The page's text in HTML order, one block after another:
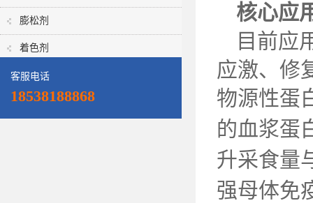
膨松剂
着色剂
客服电话
18538188868
核心应
目前应
应激、修
物源性蛋
的血浆蛋
升采食量
强母体免